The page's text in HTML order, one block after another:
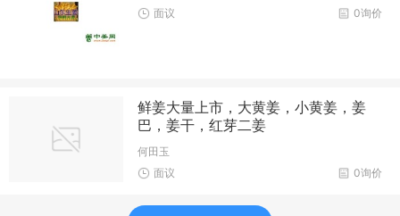
0询价
面议
鲜姜大量上市，大黄姜，小黄姜，姜
巴，姜干，红芽二姜
何田玉
0询价
面议